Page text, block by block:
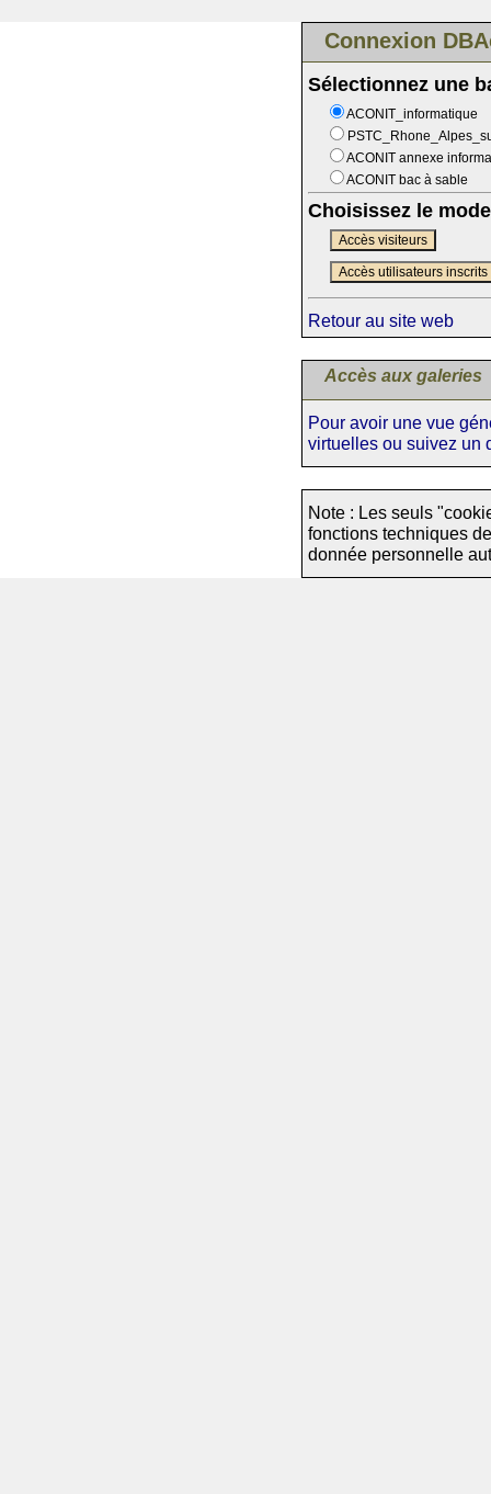
Connexion
Sélectionnez une
ACONIT_informatique
ACONIT annexe
ACONIT bac à sable
Choisissez le
Accès visiteurs
Accès utilisateurs inscrits
Retour au site web
Accès aux galeries
Pour avoir une vue
virtuelles ou suivez un
Note : Les seuls
fonctions techniques
donnée personnelle